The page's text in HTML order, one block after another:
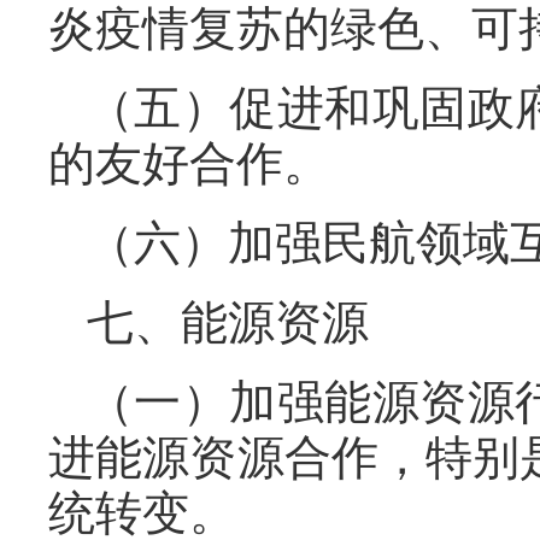
炎疫情复苏的绿色、可
（五）促进和巩固
的友好合作。
（六）加强民航领域
七、能源资源
（一）加强能源资
进能源资源合作，特
统转变。